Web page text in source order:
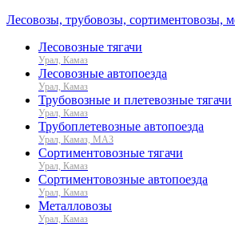
Лесовозы, трубовозы, сортиментовозы,
Лесовозные тягачи
Урал, Камаз
Лесовозные автопоезда
Урал, Камаз
Трубовозные и плетевозные тягачи
Урал, Камаз
Трубоплетевозные автопоезда
Урал, Камаз, МАЗ
Сортиментовозные тягачи
Урал, Камаз
Сортиментовозные автопоезда
Урал, Камаз
Металловозы
Урал, Камаз